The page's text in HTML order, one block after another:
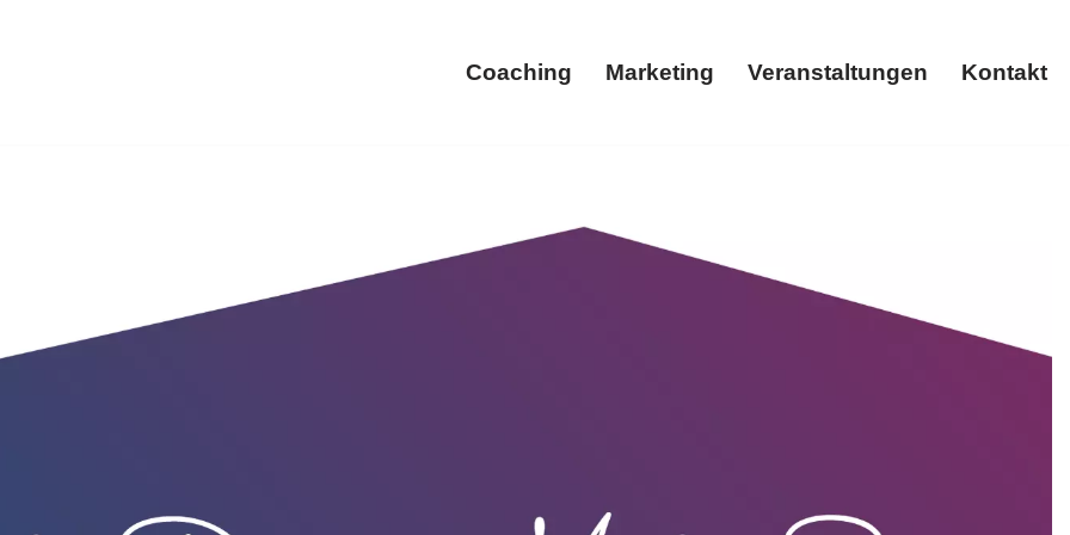
Coaching Marketing Veranstaltungen Kontakt